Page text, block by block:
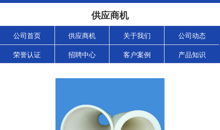
供应商机
公司首页 供应商机 关于我们 公司动态
荣誉认证 招聘中心 客户案例 产品知识